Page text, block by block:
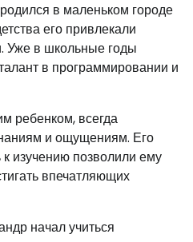
родился в маленьком городе
его привлекали
Уже в школьные годы
в программировании и
ребенком, всегда
и ощущениям. Его
изучению позволили ему
впечатляющих
начал учиться